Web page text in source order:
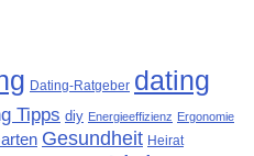
Dating-Ratgeber dating
Tipps diy Energieeffizienz Ergonomie
Gesundheit Heirat